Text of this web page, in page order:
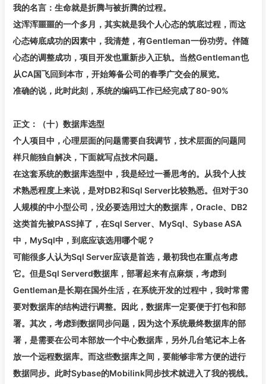
我的名言：生命就是折腾与被折腾的过程。
这浑浑噩噩的一个多月，其实就是我个人心态的筑底过程，而这
心态铸底成功的因素中，我清楚，有Gentleman一份功劳。伴随
心态的调整成功，项目开发也重新步入正轨。当然Gentleman也
从CA国飞回到本市，开始筹备公司的春季广交会的展览。
准确的说，此时此刻，系统的编码工作已经完成了80-90%
正文：（十）数据库选型
个人项目中，心理层面的问题需要自我调节，技术层面的问题同
样只能独自解决，下面就写点技术问题。
在这套系统的数据库选型中，我是经过一番思考的。从我个人技
术熟悉程度上来说，是对DB2和Sql Server比较熟悉。但对于30
人规模的中小型公司，没必要选用过大的数据库，Oracle、DB2
这类首先被PASS掉了，在Sql Server、MySql、Sybase ASA
中，MySql中，到底应该选用哪个呢？
可能很多人认为Sql Server应该是首选，最初我也在重点考虑
它。但是Sql Serverd数据库，部署起来有点麻烦，考虑到
Gentleman是长期在国外生活，在系统开发的过程中，我时常需
要对数据库的结构进行调整。因此，数据库一定要便于打包和部
署。其次，考虑到数据同步问题，因为这个系统最终数据库的部
署，是需要在公司本部放一个中心数据库，另外几台笔记本上各
放一个远程数据库。而这些数据库之间，要能够非常方便的进行
数据同步。此时Sybase的Mobilink同步技术就进入了我的视线。